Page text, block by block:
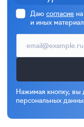
Даю согласие
и иных
Нажимая кнопку, вы
персональных